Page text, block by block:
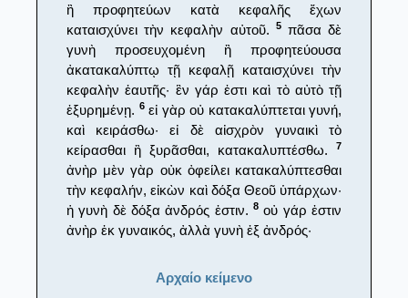
ἢ προφητεύων κατὰ κεφαλῆς ἔχων
καταισχύνει τὴν κεφαλὴν αὐτοῦ.
5πᾶσα δὲ
γυνὴ προσευχομένη ἢ προφητεύουσα
ἀκατακαλύπτῳ τῇ κεφαλῇ καταισχύνει τὴν
κεφαλὴν ἑαυτῆς· ἓν γάρ ἐστι καὶ τὸ αὐτὸ τῇ
ἐξυρημένῃ. 6εἰ γὰρ οὐ κατακαλύπτεται γυνή,
καὶ κειράσθω· εἰ δὲ αἰσχρὸν γυναικὶ τὸ
κείρασθαι ἢ ξυρᾶσθαι, κατακαλυπτέσθω.
7
ἀνὴρ μὲν γὰρ οὐκ ὀφείλει κατακαλύπτεσθαι
τὴν κεφαλήν, εἰκὼν καὶ δόξα Θεοῦ ὑπάρχων·
ἡ γυνὴ δὲ δόξα ἀνδρός ἐστιν. 8 οὐ γάρ ἐστιν
ἀνὴρ ἐκ γυναικός, ἀλλὰ γυνὴ ἐξ ἀνδρός·
Αρχαίο κείμενο